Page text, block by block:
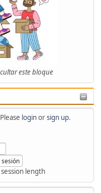
este bloque
loginorsign up.
length